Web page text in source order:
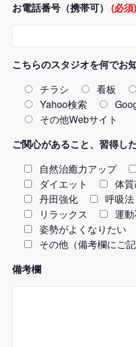
お電話番号（携帯可） (必須)
こちらのスタジオを何でお
チラシ
看板
Yahoo検索
その他Webサイト
ご関心があること、習得し
自然治癒力アップ
ダイエット
体
丹田強化
呼吸法
リラックス
運
姿勢がよくなりたい
その他（備考欄にご
備考欄